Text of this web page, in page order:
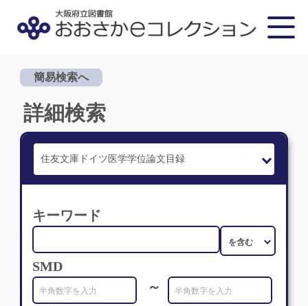
簡易検索へ
詳細検索
キーワード
SMD
～